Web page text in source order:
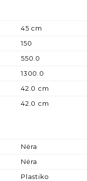
45 cm
150
550.0
1300.0
42.0 cm
42.0 cm
Nėra
Nėra
Plastiko